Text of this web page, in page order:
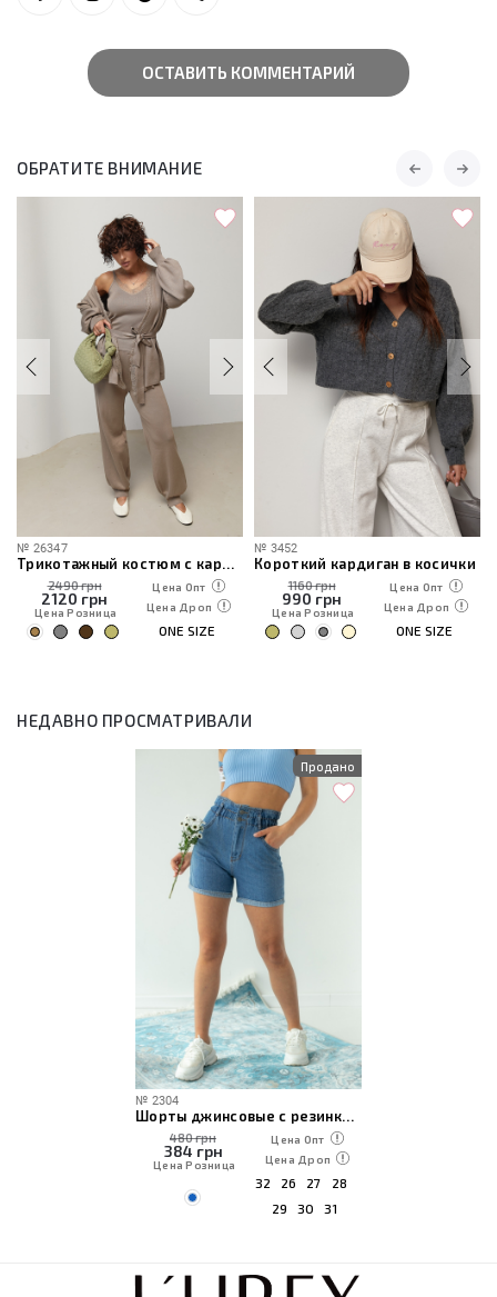
ОСТАВИТЬ КОММЕНТАРИЙ
ОБРАТИТЕ ВНИМАНИЕ
№ 26347
Трикотажный костюм с кардиганом, топом и брюками
2490 грн
2120 грн
Цена Розница
Цена Опт
Цена Дроп
ONE SIZE
№ 3452
Короткий кардиган в косички
1160 грн
990 грн
Цена Розница
Цена Опт
Цена Дроп
ONE SIZE
НЕДАВНО ПРОСМАТРИВАЛИ
Продано
№ 2304
Шорты джинсовые с резинкой на талии
480 грн
384 грн
Цена Розница
Цена Опт
Цена Дроп
32 26 27
28
29
30 31